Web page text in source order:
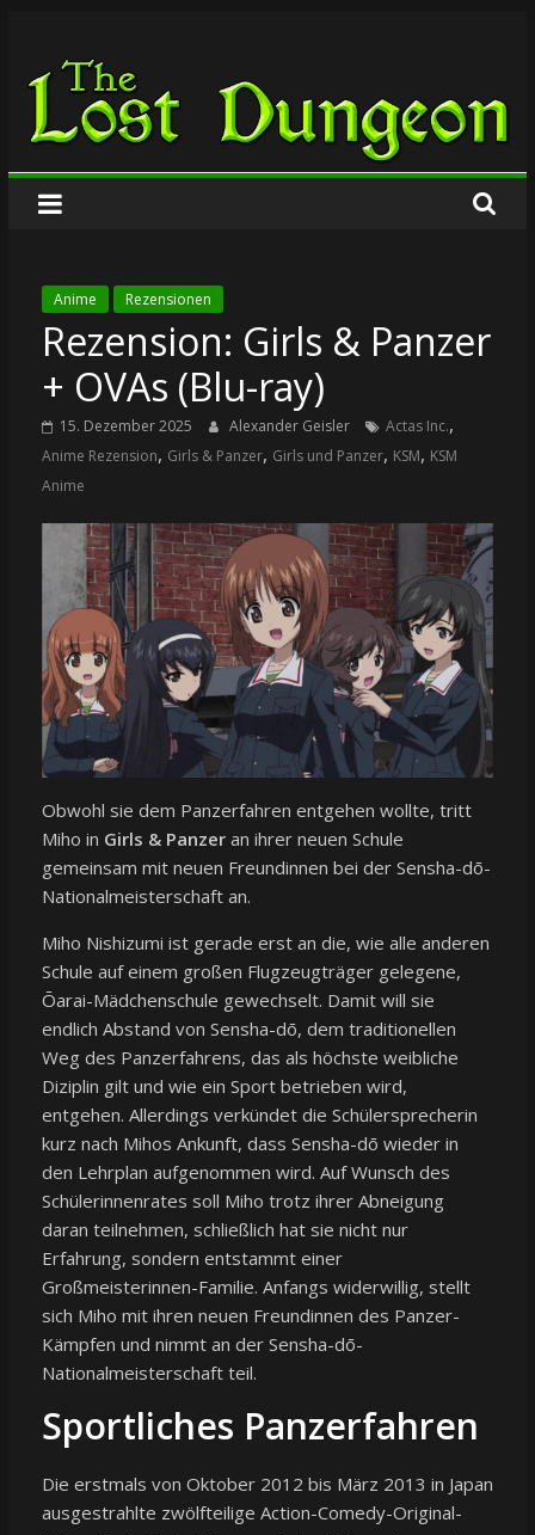
springen
The
Lost
Dungeon
Anime Rezensionen
Rezension: Girls & Panzer
+ OVAs (Blu-ray)
15. Dezember 2025 Alexander Geisler Actas Inc.,
Anime Rezension, Girls & Panzer, Girls und Panzer, KSM, KSM
Anime
Obwohl sie dem Panzerfahren entgehen wollte, tritt
Miho in Girls & Panzeran ihrer neuen Schule
gemeinsam mit neuen Freundinnen bei der Sensha-dō-
Nationalmeisterschaft an.
Miho Nishizumi ist gerade erst an die, wie alle anderen
Schule auf einem großen Flugzeugträger gelegene,
Ōarai-Mädchenschule gewechselt. Damit will sie
endlich Abstand von Sensha-dō, dem traditionellen
Weg des Panzerfahrens, das als höchste weibliche
Diziplin gilt und wie ein Sport betrieben wird,
entgehen. Allerdings verkündet die Schülersprecherin
kurz nach Mihos Ankunft, dass Sensha-dō wieder in
den Lehrplan aufgenommen wird. Auf Wunsch des
Schülerinnenrates soll Miho trotz ihrer Abneigung
daran teilnehmen, schließlich hat sie nicht nur
Erfahrung, sondern entstammt einer
Großmeisterinnen-Familie. Anfangs widerwillig, stellt
sich Miho mit ihren neuen Freundinnen des Panzer-
Kämpfen und nimmt an der Sensha-dō-
Nationalmeisterschaft teil.
Sportliches Panzerfahren
Die erstmals von Oktober 2012 bis März 2013 in Japan
ausgestrahlte zwölfteilige Action-Comedy-Original-